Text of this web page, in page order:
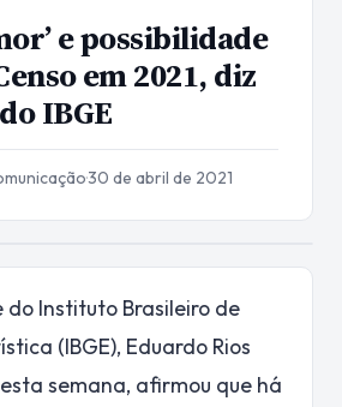
e possibilidade
em 2021, diz
IBGE
·30 de abril de 2021
do Instituto Brasileiro de
(IBGE), Eduardo Rios
semana, afirmou que há